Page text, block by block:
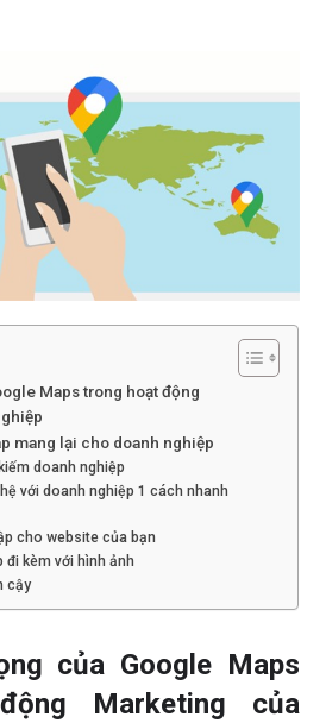
Maps trong hoạt động
mang lại cho doanh nghiệp
doanh nghiệp
với doanh nghiệp 1 cách nhanh
cho website của bạn
đi kèm với hình ảnh
cậy
của Google Maps
Marketing của